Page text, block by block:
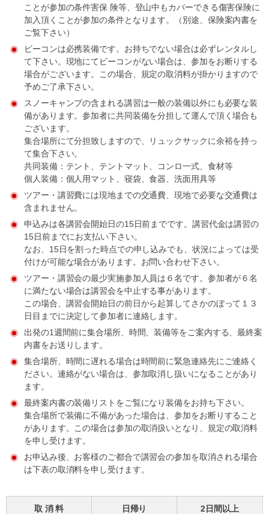
ことが参加の条件害保 険等、登山中もカバーできる傷害保険に
加入頂くことが参加の条件となります。（別途、保険案内書を
ご覧下さい）
ビーコンは必携装備です。お持ちでない場合は必ずレンタルし
て下さい。現地にてビーコンがない場合は、参加をお断りする
場合がございます。この場合、規定の取消料が掛かりますので
予めご了承下さい。
スノーキャンプの含まれる講習は一般の装備以外にも必要な装
備があります。参加者に共同装備を分担して運んで頂く場合も
ございます。
集合場所にて分担致しますので、リュックサックに余裕を持っ
て集合下さい。
共同装備：テント、テントマット、コンロ一式、食材等
個人装備：個人用マット、寝袋、食器、洗面用具等
ツアー・講習費には現地までの交通費、現地で必要な交通費は
含まれません。
申込みは各講習会開始日の15日前までです。講習代金は講習の
15日前までにお支払い下さい。
なお、15日を割った時点での申し込みでも、状況によっては受
付けが可能な場合があります。お問い合わせ下さい。
ツアー・講習会の最少実施参加人員は６名です。参加者が６名
に満たない場合は講習会を中止する事があります。
この場合、講習会開始日の前日から起算してさかのぼって１３
日目までに決定して参加者に連絡します。
出発の1週間前に集合場所、時間、装備等をご案内する、最終案
内書をお送りします。
集合場所、時間に遅れる場合は時間前に緊急連絡先にご連絡く
ださい。連絡がない場合は、参加取消し扱いになることがあり
ます。
最終案内書の装備リストをご覧になり装備をお持ち下さい。
集合場所で装備に不備があった場合は、参加をお断りすること
があります。この場合は参加の取消扱いとなり、規定の取消料
を申し受けます。
お申込み後、お客様のご都合で講習会の参加を取消される場合
は下表の取消料を申し受けます。
取 消 料 日帰り 2日間以上